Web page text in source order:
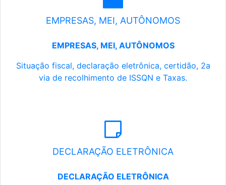
EMPRESAS, MEI, AUTÔNOMOS
EMPRESAS, MEI, AUTÔNOMOS
Situação fiscal, declaração eletrônica, certidão, 2a
via de recolhimento de ISSQN e Taxas.
DECLARAÇÃO ELETRÔNICA
DECLARAÇÃO ELETRÔNICA